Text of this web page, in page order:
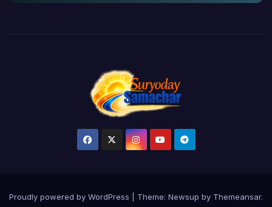
Proudly powered by WordPress Theme: Newsup by Themeansar.